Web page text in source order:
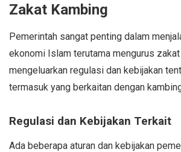
Zakat Kambing
Pemerintah sangat penting dalam
ekonomi Islam terutama mengurus
mengeluarkan regulasi dan kebijakan
termasuk yang berkaitan dengan
Regulasi dan Kebijakan Terkait
Ada beberapa aturan dan kebijakan